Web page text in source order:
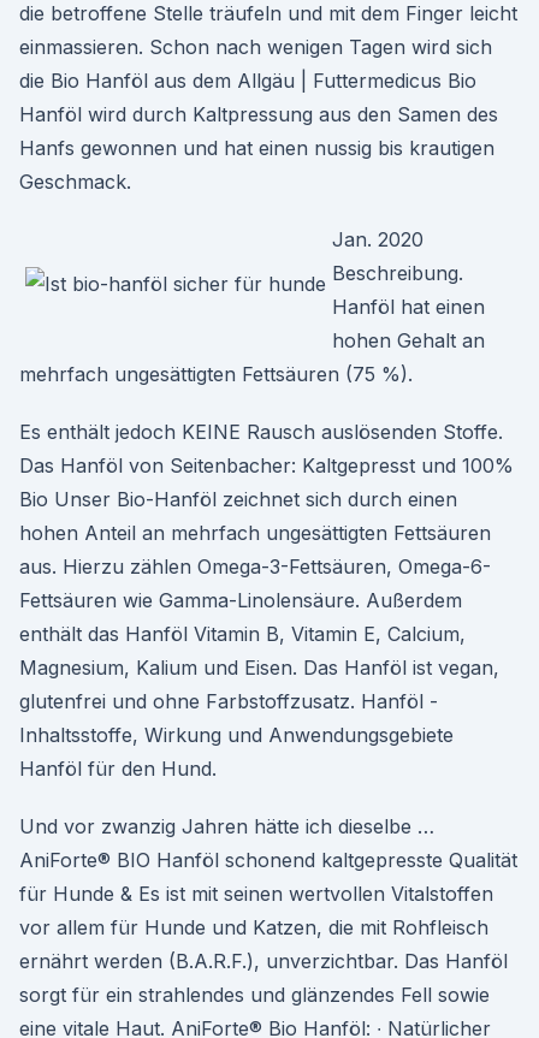
die betroffene Stelle träufeln und mit dem Finger leicht
einmassieren. Schon nach wenigen Tagen wird sich
die Bio Hanföl aus dem Allgäu | Futtermedicus Bio
Hanföl wird durch Kaltpressung aus den Samen des
Hanfs gewonnen und hat einen nussig bis krautigen
Geschmack.
Jan. 2020
Beschreibung.
Hanföl hat einen
hohen Gehalt an
mehrfach ungesättigten Fettsäuren (75 %).
Es enthält jedoch KEINE Rausch auslösenden Stoffe.
Das Hanföl von Seitenbacher: Kaltgepresst und 100%
Bio Unser Bio-Hanföl zeichnet sich durch einen
hohen Anteil an mehrfach ungesättigten Fettsäuren
aus. Hierzu zählen Omega-3-Fettsäuren, Omega-6-
Fettsäuren wie Gamma-Linolensäure. Außerdem
enthält das Hanföl Vitamin B, Vitamin E, Calcium,
Magnesium, Kalium und Eisen. Das Hanföl ist vegan,
glutenfrei und ohne Farbstoffzusatz. Hanföl -
Inhaltsstoffe, Wirkung und Anwendungsgebiete
Hanföl für den Hund.
Und vor zwanzig Jahren hätte ich dieselbe …
AniForte® BIO Hanföl schonend kaltgepresste Qualität
für Hunde & Es ist mit seinen wertvollen Vitalstoffen
vor allem für Hunde und Katzen, die mit Rohfleisch
ernährt werden (B.A.R.F.), unverzichtbar. Das Hanföl
sorgt für ein strahlendes und glänzendes Fell sowie
eine vitale Haut. AniForte® Bio Hanföl: ∙ Natürlicher